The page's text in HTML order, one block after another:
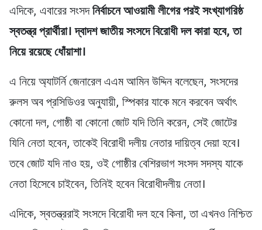
এদিকে, এবারের সংসদনির্বাচনে আওয়ামী লীগের পরই সংখ্যাগরিষ্ঠ
স্বতন্ত্র প্রার্থীরা।দ্বাদশ জাতীয় সংসদে বিরোধী দল কারা হবে, তা
নিয়ে রয়েছে ধোঁয়াশা।
এ নিয়ে অ্যাটর্নি জেনারেল এএম আমিন উদ্দিন বলেছেন, সংসদের
রুলস অব প্রসিডিওর অনুযায়ী, স্পিকার যাকে মনে করবেন অর্থাৎ
কোনো দল, গোষ্ঠী বা কোনো জোট যদি তিনি করেন, সেই জোটের
যিনি নেতা হবেন, তাকেই বিরোধী দলীয় নেতার দায়িত্ব দেয়া হবে।
তবে জোট যদি নাও হয়, ওই গোষ্ঠীর বেশিরভাগ সংসদ সদস্য যাকে
নেতা হিসেবে চাইবেন, তিনিই হবেন বিরোধীদলীয় নেতা।
এদিকে, স্বতন্ত্ররাই সংসদে বিরোধী দল হবে কিনা, তা এখনও নিশ্চিত